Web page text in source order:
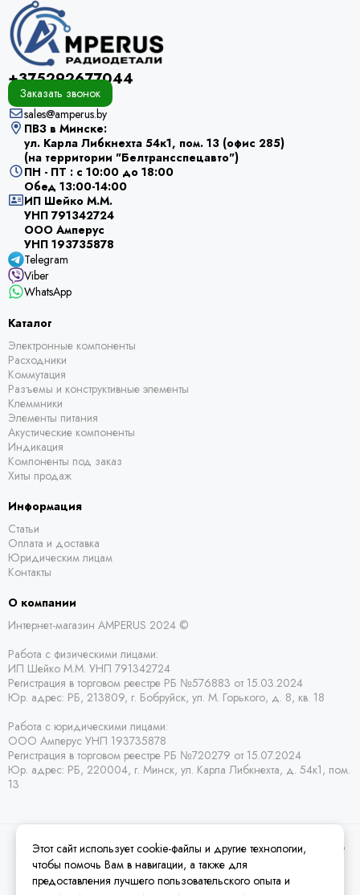
+375292677044
Заказать звонок
sales@amperus.by
ПВЗ в Минске:
ул. Карла Либкнехта 54к1, пом. 13 (офис 285)
(на территории "Белтрансспецавто")
ПН - ПТ : с 10:00 до 18:00
Обед 13:00-14:00
ИП Шейко М.М.
УНП 791342724
ООО Амперус
УНП 193735878
Telegram
Viber
WhatsApp
Каталог
Электронные компоненты
Расходники
Коммутация
Разъемы и конструктивные элементы
Клеммники
Элементы питания
Акустические компоненты
Индикация
Компоненты под заказ
Хиты продаж
Информация
Статьи
Оплата и доставка
Юридическим лицам
Контакты
О компании
Интернет-магазин AMPERUS 2024 ©
Работа с физическими лицами:
ИП Шейко М.М. УНП 791342724
Регистрация в торговом реестре РБ №576883 от 15.03.2024
Юр. адрес: РБ, 213809, г. Бобруйск, ул. М. Горького, д. 8, кв. 18
Работа с юридическими лицами:
ООО Амперус УНП 193735878
Регистрация в торговом реестре РБ №720279 от 15.07.2024
Юр. адрес: РБ, 220004, г. Минск, ул. Карла Либкнехта, д. 54к1, пом.
13
2026 © Amperus Радиодетали Минск | купить в розницу, оптом и почтой по
Беларуси.Карта сайта
Этот сайт использует cookie-файлы и другие технологии,
чтобы помочь Вам в навигации, а также для
предоставления лучшего пользовательского опыта и